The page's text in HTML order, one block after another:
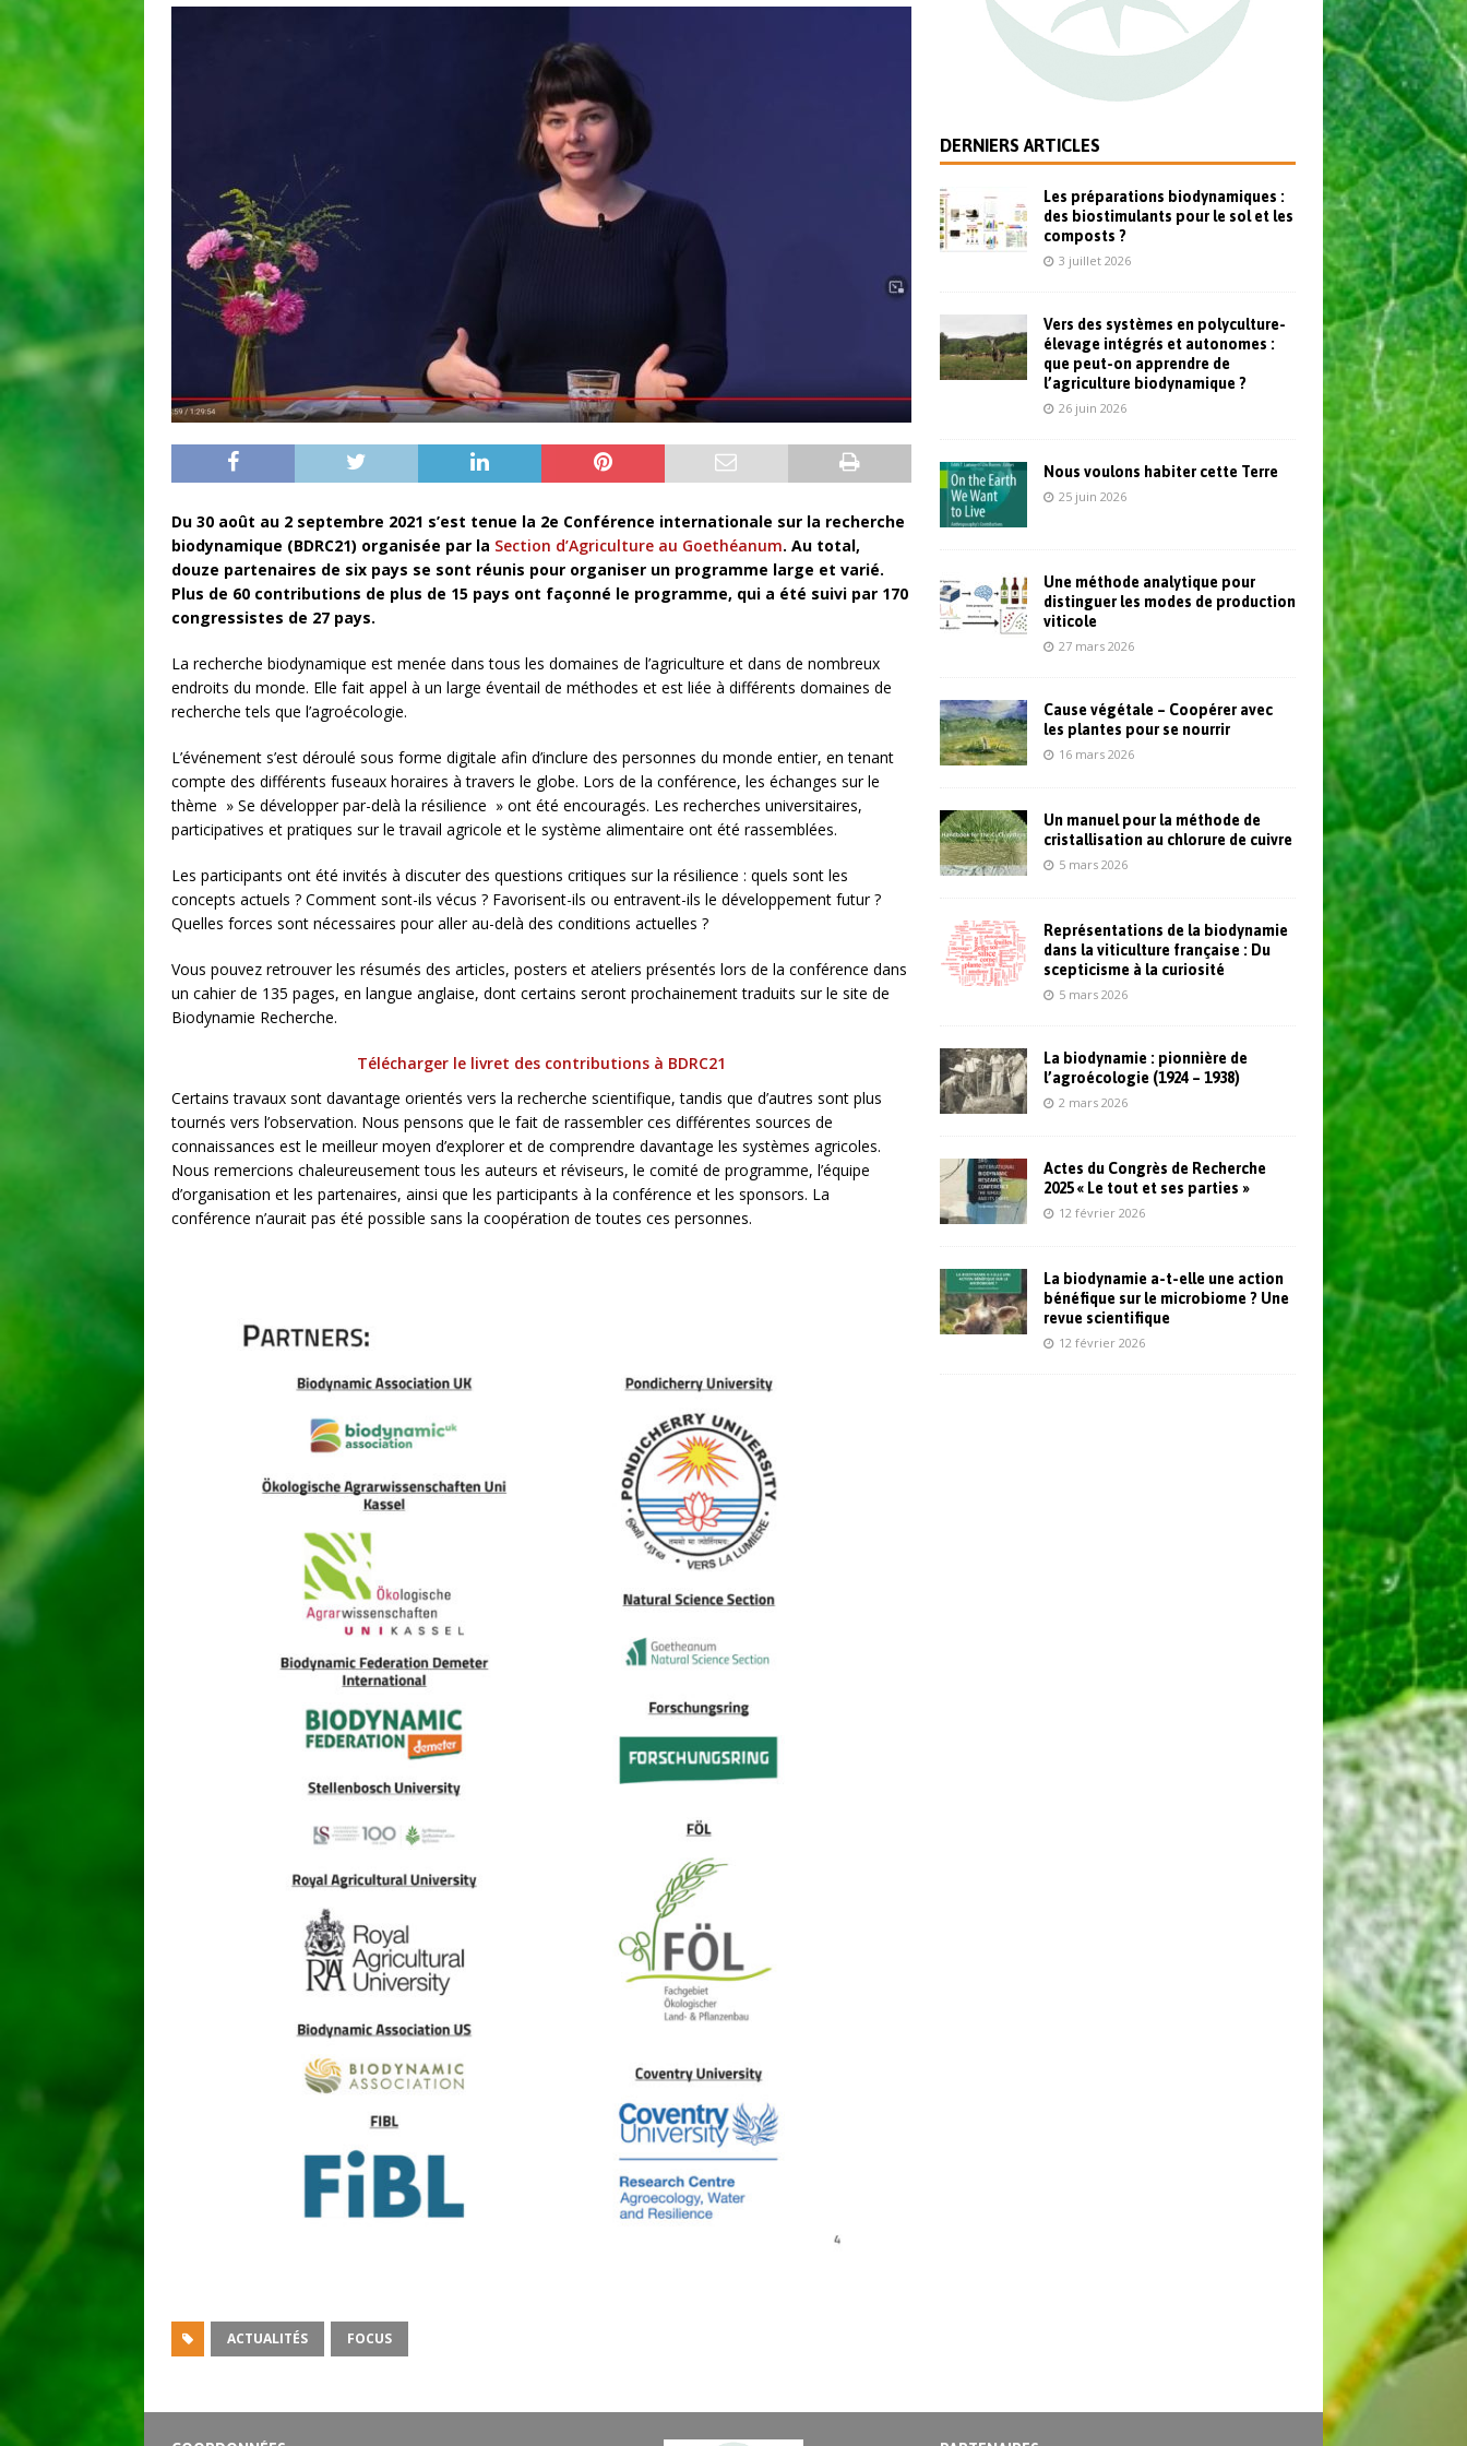
Une méthode analytique pour distinguer les modes de production viticole
Cause végétale – Coopérer avec les plantes pour se nourrir
[ 11 octobre 2022 ]
Synthèse des recherches scientifiques sur l’agriculture biodynamique
SYNTHÈSE
Du 30 août au 2 septembre 2021 s’est tenue la 2e Conférence internationale sur la recherche
biodynamique (BDRC21) organisée par la Section d’Agriculture au Goethéanum. Au total,
douze partenaires de six pays se sont réunis pour organiser un programme large et varié.
Plus de 60 contributions de plus de 15 pays ont façonné le programme, qui a été suivi par 170
congressistes de 27 pays.
La recherche biodynamique est menée dans tous les domaines de l’agriculture et dans de nombreux
endroits du monde. Elle fait appel à un large éventail de méthodes et est liée à différents domaines de
recherche tels que l’agroécologie.
L’événement s’est déroulé sous forme digitale afin d’inclure des personnes du monde entier, en tenant
compte des différents fuseaux horaires à travers le globe. Lors de la conférence, les échanges sur le
thème » Se développer par-delà la résilience » ont été encouragés. Les recherches universitaires,
participatives et pratiques sur le travail agricole et le système alimentaire ont été rassemblées.
Les participants ont été invités à discuter des questions critiques sur la résilience : quels sont les
concepts actuels ? Comment sont-ils vécus ? Favorisent-ils ou entravent-ils le développement futur ?
Quelles forces sont nécessaires pour aller au-delà des conditions actuelles ?
Vous pouvez retrouver les résumés des articles, posters et ateliers présentés lors de la conférence dans
un cahier de 135 pages, en langue anglaise, dont certains seront prochainement traduits sur le site de
Biodynamie Recherche.
Télécharger le livret des contributions à BDRC21
Certains travaux sont davantage orientés vers la recherche scientifique, tandis que d’autres sont plus
tournés vers l’observation. Nous pensons que le fait de rassembler ces différentes sources de
connaissances est le meilleur moyen d’explorer et de comprendre davantage les systèmes agricoles.
Nous remercions chaleureusement tous les auteurs et réviseurs, le comité de programme, l’équipe
d’organisation et les partenaires, ainsi que les participants à la conférence et les sponsors. La
conférence n’aurait pas été possible sans la coopération de toutes ces personnes.
ACTUALITÉS FOCUS
DERNIERS ARTICLES
Les préparations biodynamiques :
des biostimulants pour le sol et les
composts ?
3 juillet 2026
Vers des systèmes en polyculture-
élevage intégrés et autonomes :
que peut-on apprendre de
l’agriculture biodynamique ?
26 juin 2026
Nous voulons habiter cette Terre
25 juin 2026
Une méthode analytique pour
distinguer les modes de production
viticole
27 mars 2026
Cause végétale – Coopérer avec
les plantes pour se nourrir
16 mars 2026
Un manuel pour la méthode de
cristallisation au chlorure de cuivre
5 mars 2026
Représentations de la biodynamie
dans la viticulture française : Du
scepticisme à la curiosité
5 mars 2026
La biodynamie : pionnière de
l’agroécologie (1924 – 1938)
2 mars 2026
Actes du Congrès de Recherche
2025 « Le tout et ses parties »
12 février 2026
La biodynamie a-t-elle une action
bénéfique sur le microbiome ? Une
revue scientifique
12 février 2026